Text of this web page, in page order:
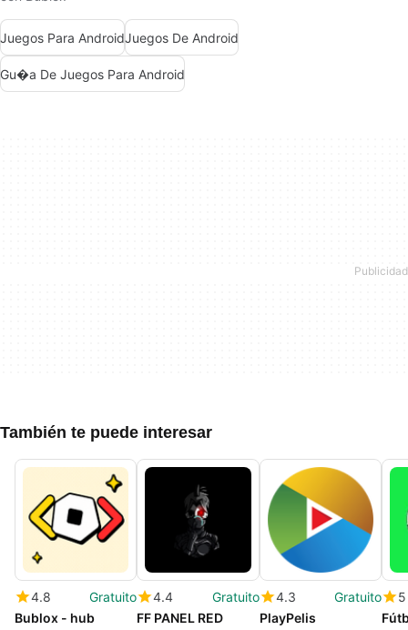
Juegos Para AndroidJuegos De Android
Gu�a De Juegos Para Android
También te puede interesar
4.8
Gratuito
Bublox - hub
4.4
Gratuito
FF PANEL RED
4.3
Gratuito
PlayPelis
5